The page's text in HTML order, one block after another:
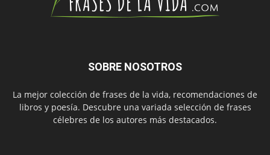
SOBRE NOSOTROS
La mejor colección de frases de la vida, recomendaciones de
libros y poesía. Descubre una variada selección de frases
célebres de los autores más destacados.